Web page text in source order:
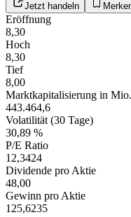
Jetzt handeln
Eröffnung
8,30
Hoch
8,30
Tief
8,00
Marktkapitalisierung in
443.464,6
Volatilität (30 Tage)
30,89 %
P/E Ratio
12,3424
Dividende pro Aktie
48,00
Gewinn pro Aktie
125,6235